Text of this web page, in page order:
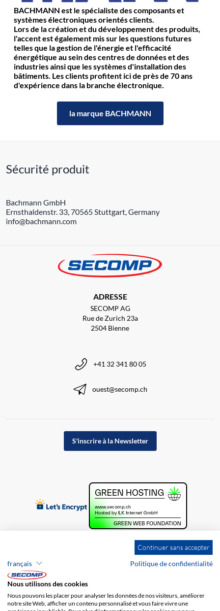
BACHMANN est le spécialiste des composants et
systèmes électroniques orientés clients.
Lors de la création et du développement des produits,
l'accent est également mis sur les questions futures
telles que la gestion de l'énergie et l'efficacité
énergétique au sein des centres de données et des
industries ainsi que les systèmes d'installation des
bâtiments. Les clients profitent ici de près de 70 ans
d'expérience dans la branche électronique.
la marque BACHMANN
Sécurité produit
Bachmann GmbH
Ernsthaldenstr. 33, 70565 Stuttgart, Germany
info@bachmann.com
ADRESSE
SECOMP AG
Rue de Zurich 23a
2504 Bienne
+41 32 341 80 05
ouest@secomp.ch
S'inscrire à la Newsletter
Continuer sans accepter
français
Politique de confidentialité
Nous utilisons des cookies
Nous pouvons les placer pour analyser les données de nos visiteurs, améliorer
notre site Web, afficher un contenu personnalisé et vous faire vivre une